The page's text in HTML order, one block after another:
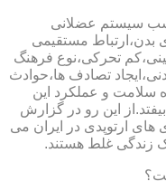
سیستم عضلانی
بدن،ارتباط مستقیمی
تحرکی،نوع فرهنگ
تصادف ها،حوادث
سلامت و عملکرد این
این رو در گزارش
های ارتوپدی در ایران می
زندگی غلط هستند.